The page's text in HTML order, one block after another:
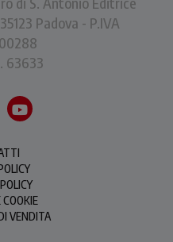
Padova - P.IVA
63633
VENDITA